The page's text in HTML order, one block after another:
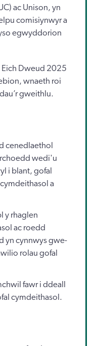
ac Unison, yn
comisiynwyr a
egwyddorion
Dweud 2025
wnaeth roi
gweithlu.
cenedlaethol
wedi'u
i blant, gofal
a
y rhaglen
ac roedd
yn cynnwys gwe-
rolau gofal
fawr i ddeall
cymdeithasol.